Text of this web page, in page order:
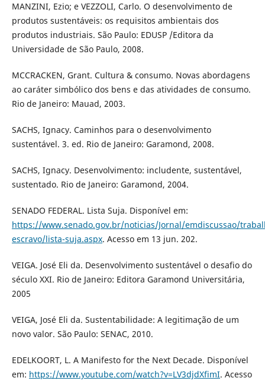
MANZINI, Ezio; e VEZZOLI, Carlo. O desenvolvimento de
produtos sustentáveis: os requisitos ambientais dos
produtos industriais. São Paulo: EDUSP /Editora da
Universidade de São Paulo, 2008.
MCCRACKEN, Grant. Cultura & consumo. Novas abordagens
ao caráter simbólico dos bens e das atividades de consumo.
Rio de Janeiro: Mauad, 2003.
SACHS, Ignacy. Caminhos para o desenvolvimento
sustentável. 3. ed. Rio de Janeiro: Garamond, 2008.
SACHS, Ignacy. Desenvolvimento: includente, sustentável,
sustentado. Rio de Janeiro: Garamond, 2004.
SENADO FEDERAL. Lista Suja. Disponível em:
https://www.senado.gov.br/noticias/Jornal/emdiscussao/
escravo/lista-suja.aspx. Acesso em 13 jun. 202.
VEIGA. José Eli da. Desenvolvimento sustentável o desafio do
século XXI. Rio de Janeiro: Editora Garamond Universitária,
2005
VEIGA, José Eli da. Sustentabilidade: A legitimação de um
novo valor. São Paulo: SENAC, 2010.
EDELKOORT, L. A Manifesto for the Next Decade. Disponível
em: https://www.youtube.com/watch?v=LV3djdXfimI. Acesso